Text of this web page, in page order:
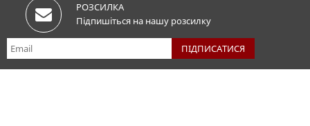
РОЗСИЛКА
Підпишіться на нашу розсилку